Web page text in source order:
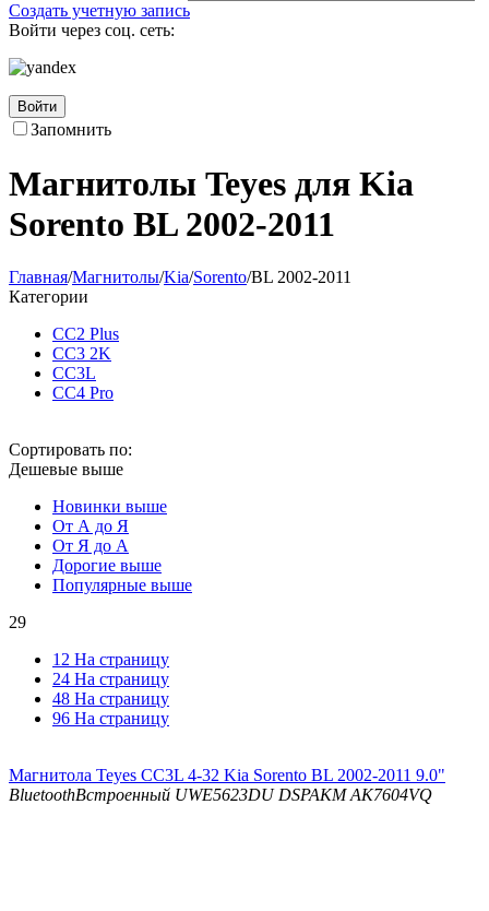
Создать учетную запись
Войти через соц. сеть:
Войти
Запомнить
Магнитолы Teyes для Kia
Sorento BL 2002-2011
Главная/Магнитолы/Kia/Sorento/BL 2002-2011
Категории
CC2 Plus
CC3 2K
CC3L
CC4 Pro
Сортировать по:
Дешевые выше
Новинки выше
От А до Я
От Я до А
Дорогие выше
Популярные выше
29
12 На страницу
24 На страницу
48 На страницу
96 На страницу
Магнитола Teyes CC3L 4-32 Kia Sorento BL 2002-2011 9.0"
BluetoothВстроенный UWE5623DU DSPAKM AK7604VQ